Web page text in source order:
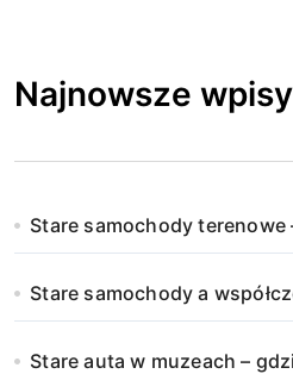
Najnowsze wpisy
Stare samochody
Stare samochody a
Stare auta w muzeach –